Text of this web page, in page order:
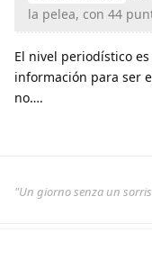
la pelea, con 44
El nivel periodístico
información para ser
no….
"Un giorno senza un